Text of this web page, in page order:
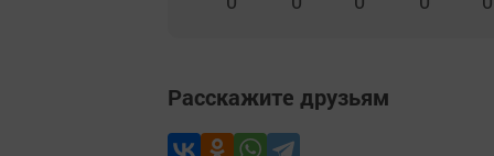
Расскажите друзьям